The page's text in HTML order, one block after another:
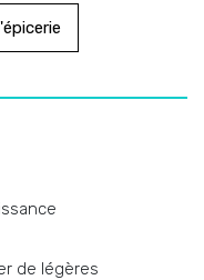
de légères